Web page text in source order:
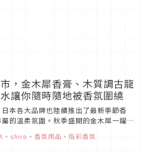
，金木犀香膏、木質調古龍
讓你隨時隨地被香氛圍繞
本各大品牌也陸續推出了最新季節香
的溫柔氛圍。秋季盛開的金木犀一躍成
的木質調森林系古龍水以及AYURA的冥
、 shiro 、 香氛用品 、 指彩香氛